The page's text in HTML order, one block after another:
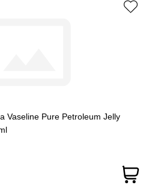
Vaseline Pure Petroleum Jelly